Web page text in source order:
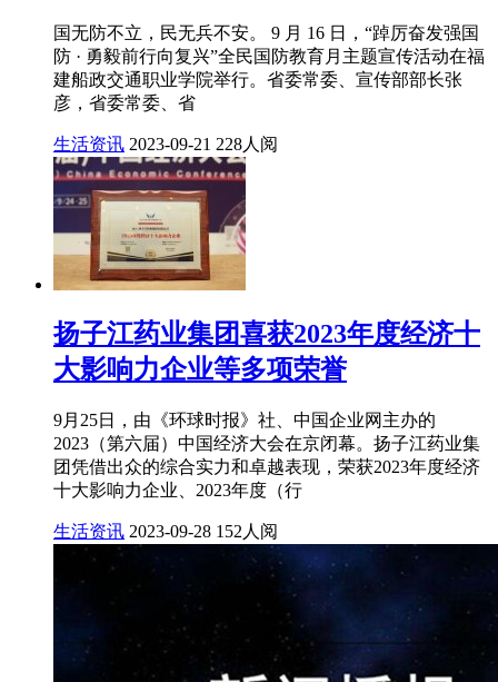
国无防不立，民无兵不安。 9 月 16 日，“踔厉奋发强国
防 · 勇毅前行向复兴”全民国防教育月主题宣传活动在福
建船政交通职业学院举行。省委常委、宣传部部长张
彦，省委常委、省
生活资讯 2023-09-21 228人阅
扬子江药业集团喜获2023年度经济十
大影响力企业等多项荣誉
9月25日，由《环球时报》社、中国企业网主办的
2023（第六届）中国经济大会在京闭幕。扬子江药业集
团凭借出众的综合实力和卓越表现，荣获2023年度经济
十大影响力企业、2023年度（行
生活资讯 2023-09-28 152人阅